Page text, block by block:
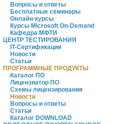
Вопросы и ответы
Бесплатные семинары
Онлайн-курсы
Курсы Microsoft On-Demand
Кафедра МФТИ
ЦЕНТР ТЕСТИРОВАНИЯ
IT-Сертификации
Новости
Статьи
ПРОГРАММНЫЕ ПРОДУКТЫ
Каталог ПО
Лицензиатор ПО
Схемы лицензирования
Новости
Вопросы и ответы
Статьи
Каталог DOWNLOAD